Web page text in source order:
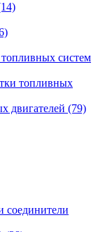
систем
топливных
двигателей (79)
соединители